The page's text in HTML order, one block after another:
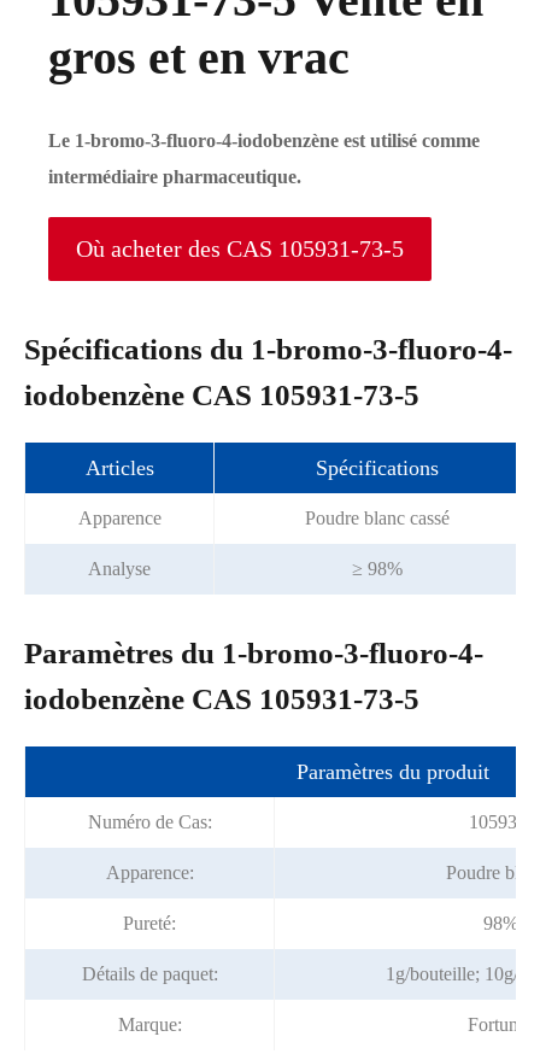
gros et en vrac
Le 1-bromo-3-fluoro-4-iodobenzène est utilisé comme
intermédiaire pharmaceutique.
Où acheter des CAS 105931-73-5
Spécifications du 1-bromo-3-fluoro-4-
iodobenzène CAS 105931-73-5
Articles Spécifications
Apparence Poudre blanc cassé
Analyse ≥ 98%
Paramètres du 1-bromo-3-fluoro-4-
iodobenzène CAS 105931-73-5
Paramètres du produit
Numéro de Cas: 105931-
Apparence: Poudre
Pureté: 98%
Détails de paquet: 1g/bouteille; 10g/
Marque: